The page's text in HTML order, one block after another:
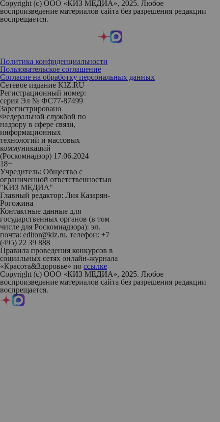
Copyright (с) ООО «КИЗ МЕДИА», 2025. Любое
воспроизведение материалов сайта без разрешения редакции
воспрещается.
Политика конфиденциальности
Пользовательское соглашение
Согласие на обработку персональных данных
Сетевое издание KIZ.RU
Регистрационный номер:
серия Эл № ФС77-87499
Зарегистрировано
Федеральной службой по
надзору в сфере связи,
информационных
технологий и массовых
коммуникаций
(Роскомнадзор) 17.06.2024
18+
Учредитель: Общество с
ограниченной ответственностью
"КИЗ МЕДИА"
Главный редактор: Лия Казарян-
Рогожина
Контактные данные для
государственных органов (в том
числе для Роскомнадзора): эл.
почта: editor@kiz.ru, телефон: +7
(495) 22 39 888
Правила проведения конкурсов в
социальных сетях онлайн-журнала
«Красота&Здоровье» по ссылке
Copyright (с) ООО «КИЗ МЕДИА», 2025. Любое
воспроизведение материалов сайта без разрешения редакции
воспрещается.